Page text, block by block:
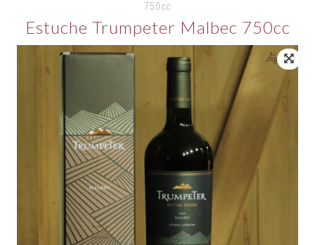
750cc
Estuche Trumpeter Malbec 750cc